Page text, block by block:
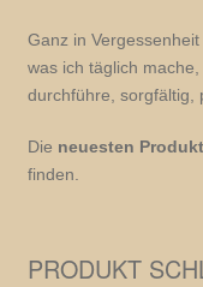
Ganz in
was ich täglich
durchführe, sorgfältig,
Die neuesten
finden.
PRODUKT